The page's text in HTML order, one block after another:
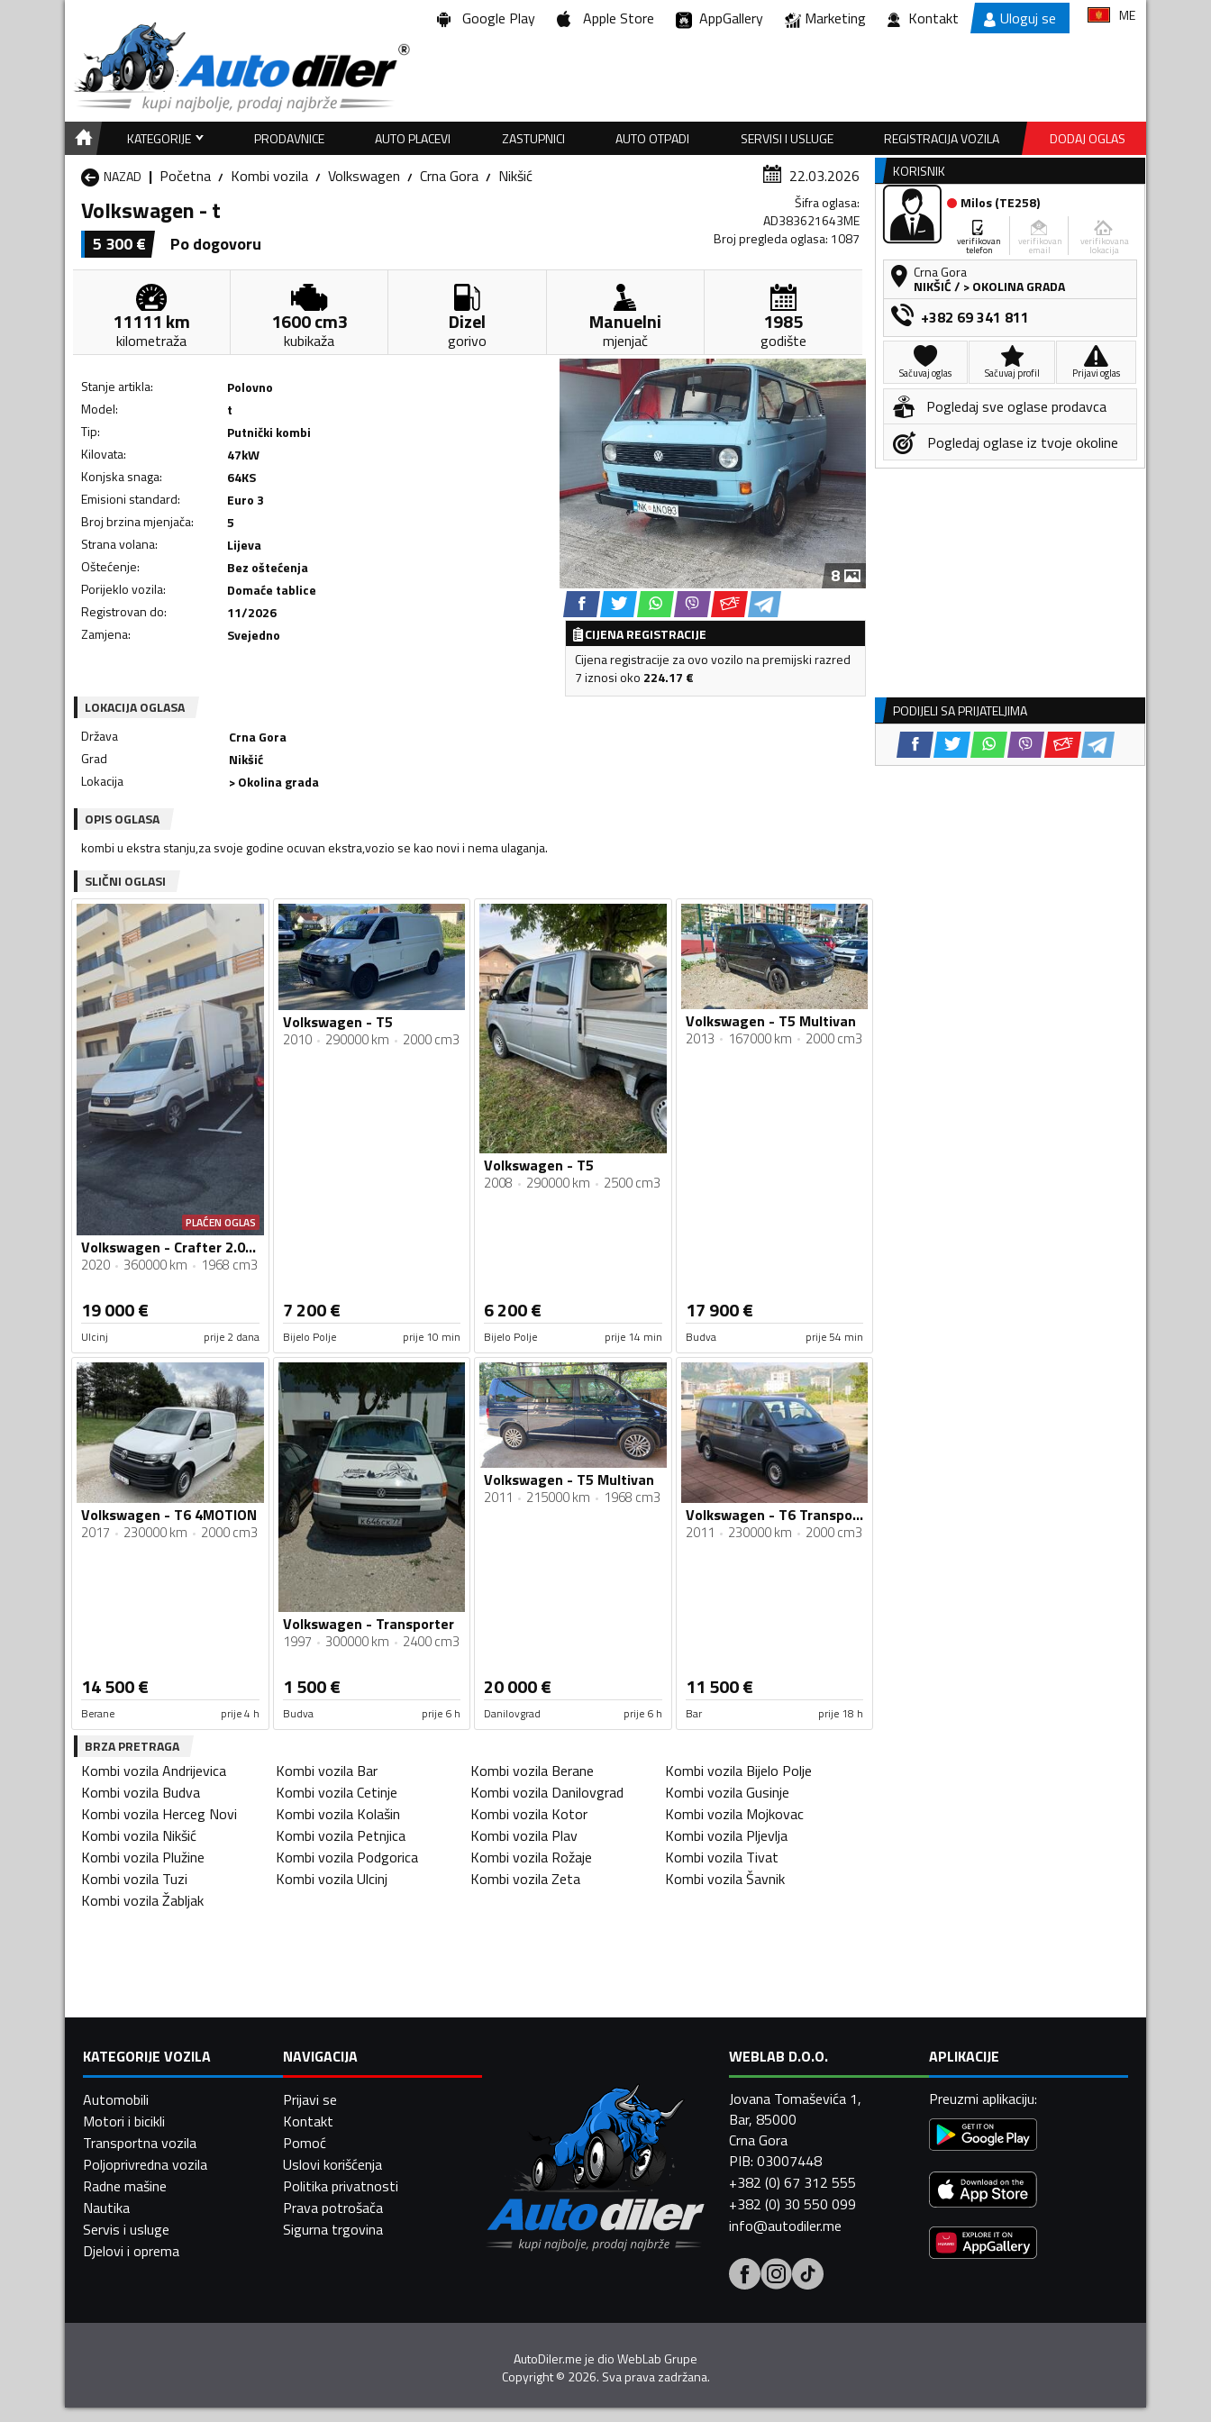
Google Play Apple Store AppGallery Marketing Kontakt Uloguj se ME
KATEGORIJE PRODAVNICE AUTO PLACEVI ZASTUPNICI AUTO OTPADI SERVISI I USLUGE REGISTRACIJA VOZILA
DODAJ OGLAS
NAZAD
Početna Kombi vozila Volkswagen Crna Gora Nikšić 22.03.2026
Volkswagen - t
5 300€ Po dogovoru
Šifra oglasa:
AD383621643ME
Broj pregleda oglasa: 1087
11111 km
kilometraža
1600cm3
kubikaža
Dizel
gorivo
Manuelni
mjenjač
1985
godište
Stanje artikla:
Polovno
Model:
t
Tip:
Putnički kombi
Kilovata: 47kW
Konjska snaga: 64KS
Emisioni standard:
Euro 3
Broj brzina mjenjača:
5
Strana volana:
Lijeva
Oštećenje:
Bez oštećenja
Porijeklo vozila:
Domaće tablice
Registrovan do:
11/2026
Zamjena: Svejedno
8
CIJENA REGISTRACIJE
Cijena registracije za ovo vozilo na premijski razred
7 iznosi oko 224.17 €
LOKACIJA OGLASA
Država
Crna Gora
Grad
Nikšić
Lokacija
> Okolina grada
OPIS OGLASA
kombi u ekstra stanju,za svoje godine ocuvan ekstra,vozio se kao novi i nema ulaganja.
SLIČNI OGLASI
PLAĆEN OGLAS
Volkswagen - Crafter 2.0 TDI 177 ks
2020 360000 km 1968 cm3
19 000€
Ulcinj prije 2 dana
Volkswagen - T5
2010 290000 km 2000 cm3
7 200€
Bijelo Polje prije 10 min
Volkswagen - T5
2008 290000 km 2500 cm3
6 200€
Bijelo Polje prije 14 min
Volkswagen - T5 Multivan
2013 167000 km 2000 cm3
17 900€
Budva prije 54 min
Volkswagen - T6 4MOTION
2017 230000 km 2000 cm3
14 500€
Berane prije 4 h
Volkswagen - Transporter
1997 300000 km 2400 cm3
1 500€
Budva prije 6 h
Volkswagen - T5 Multivan
2011 215000 km 1968 cm3
20 000€
Danilovgrad prije 6 h
Volkswagen - T6 Transporter
2011 230000 km 2000 cm3
11 500€
Bar prije 18 h
BRZA PRETRAGA
Kombi vozilaAndrijevica Kombi vozila Bar Kombi vozila Berane Kombi vozila Bijelo Polje
Kombi vozila Budva Kombi vozilaCetinje Kombi vozila Danilovgrad Kombi vozilaGusinje
Kombi vozila Herceg Novi Kombi vozila Kolašin Kombi vozila Kotor Kombi vozila Mojkovac
Kombi vozila Nikšić Kombi vozila Petnjica Kombi vozila Plav Kombi vozila Pljevlja
Kombi vozila Plužine Kombi vozila Podgorica Kombi vozila Rožaje Kombi vozila Tivat
Kombi vozila Tuzi Kombi vozilaUlcinj Kombi vozilaZeta Kombi vozilaŠavnik
Kombi vozilaŽabljak
KORISNIK
Milos(TE258)
verifikovan
telefon
verifikovan
email
verifikovana
lokacija
Crna Gora
NIKŠIĆ/ > OKOLINA GRADA
+382 69 341 811
Sačuvaj oglas Sačuvaj profil Prijavi oglas
Pogledaj sve oglase prodavca
Pogledaj oglase iz tvoje okoline
PODIJELI SA PRIJATELJIMA
KATEGORIJE VOZILA
Automobili
Motori i bicikli
Transportna vozila
Poljoprivredna vozila
Radne mašine
Nautika
Servis i usluge
Djelovi i oprema
NAVIGACIJA
Prijavi se
Kontakt
Pomoć
Uslovi korišćenja
Politika privatnosti
Prava potrošača
Sigurna trgovina
WEBLAB D.O.O.
Jovana Tomaševića 1,
Bar, 85000
Crna Gora
PIB: 03007448
+382 (0) 67 312 555
+382 (0) 30 550 099
info@autodiler.me
APLIKACIJE
Preuzmi aplikaciju:
AutoDiler.me je dioWebLab Grupe
Copyright© 2026. Sva prava zadržana.